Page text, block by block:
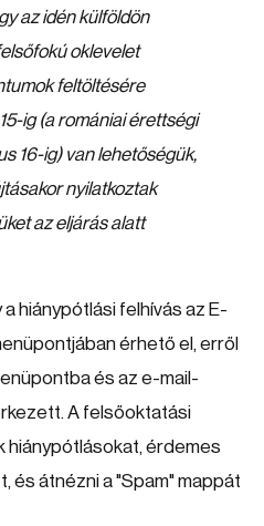
az idén külföldön
oklevelet
feltöltésére
ig (a romániai érettségi
16-ig) van lehetőségük,
nyilatkoztak
az eljárás alatt
hiánypótlási felhívás az E-
érhető el, erről
és az e-mail-
A felsőoktatási
hiánypótlásokat, érdemes
és átnézni a "Spam" mappát